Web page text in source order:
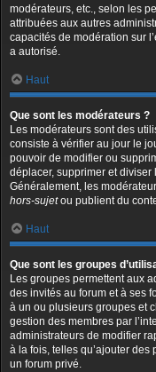
modérateurs, etc., selon les
attribuées aux autres
capacités de modération sur
a autorisé.
Haut
Que sont les modérateurs ?
Les modérateurs sont des
consiste à vérifier au jour le
pouvoir de modifier ou
déplacer, supprimer et diviser
Généralement, les
hors-sujetou publient du
Haut
Que sont les groupes
Les groupes permettent aux
des invités au forum et à ses
à un ou plusieurs groupes et
gestion des membres par
administrateurs de modifier
à la fois, telles qu’ajouter
un forum privé.